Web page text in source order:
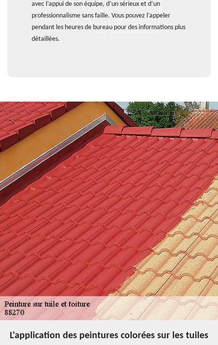
avec l’appui de son équipe, d’un sérieux et d’un
professionnalisme sans faille. Vous pouvez l’appeler
pendant les heures de bureau pour des informations plus
détaillées.
L'application des peintures colorées sur les tuiles